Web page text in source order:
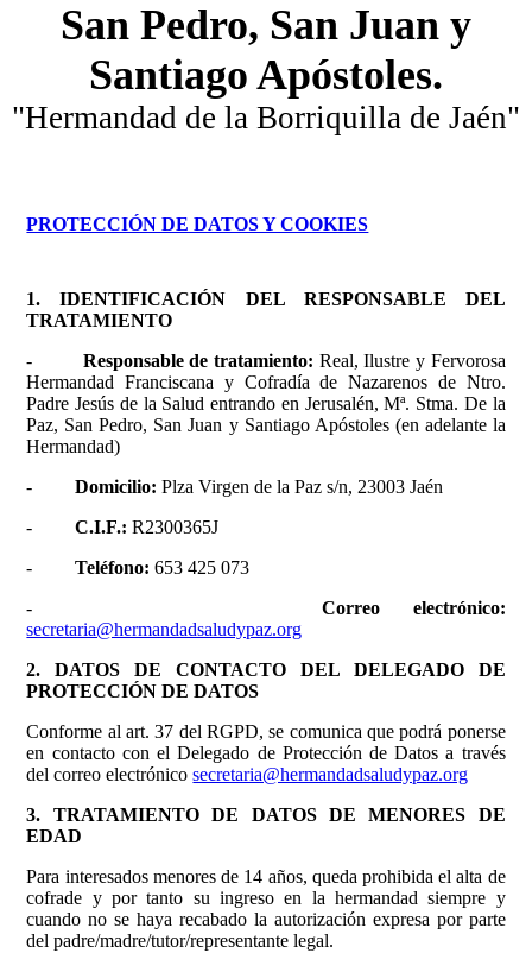
San Pedro, San Juan y
Santiago Apóstoles.
"Hermandad de la Borriquilla de Jaén"
PROTECCIÓN DE DATOS Y COOKIES
1. IDENTIFICACIÓN DEL RESPONSABLE DEL
TRATAMIENTO
- Responsable de tratamiento: Real, Ilustre y Fervorosa
Hermandad Franciscana y Cofradía de Nazarenos de Ntro.
Padre Jesús de la Salud entrando en Jerusalén, Mª. Stma. De la
Paz, San Pedro, San Juan y Santiago Apóstoles (en adelante la
Hermandad)
-Domicilio: Plza Virgen de la Paz s/n, 23003 Jaén
-C.I.F.: R2300365J
-Teléfono: 653 425 073
-Correo electrónico:
secretaria@hermandadsaludypaz.org
2. DATOS DE CONTACTO DEL DELEGADO DE
PROTECCIÓN DE DATOS
Conforme al art. 37 del RGPD, se comunica que podrá ponerse
en contacto con el Delegado de Protección de Datos a través
del correo electrónicosecretaria@hermandadsaludypaz.org
3. TRATAMIENTO DE DATOS DE MENORES DE
EDAD
Para interesados menores de 14 años, queda prohibida el alta de
cofrade y por tanto su ingreso en la hermandad siempre y
cuando no se haya recabado la autorización expresa por parte
del padre/madre/tutor/representante legal.